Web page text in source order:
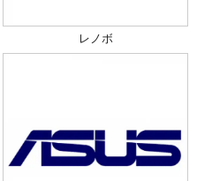
レノボ